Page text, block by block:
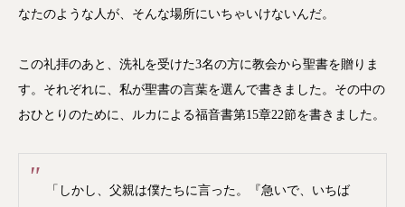
なたのような人が、そんな場所にいちゃいけないんだ。
この礼拝のあと、洗礼を受けた3名の方に教会から聖書を贈りま
す。それぞれに、私が聖書の言葉を選んで書きました。その中の
おひとりのために、ルカによる福音書第15章22節を書きました。
「しかし、父親は僕たちに言った。『急いで、いちば